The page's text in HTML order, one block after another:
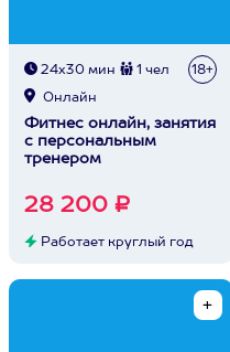
24х30 мин 1 чел 18+
Онлайн
Фитнес онлайн, занятия
с персональным
тренером
28 200 ₽
Работает круглый год